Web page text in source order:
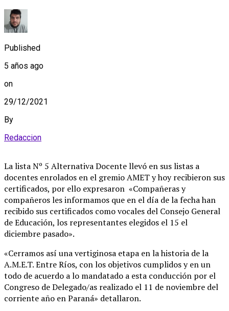
Published
5 años ago
on
29/12/2021
By
Redaccion
La lista Nº 5 Alternativa Docente llevó en sus listas a
docentes enrolados en el gremio AMET y hoy recibieron sus
certificados, por ello expresaron «Compañeras y
compañeros les informamos que en el día de la fecha han
recibido sus certificados como vocales del Consejo General
de Educación, los representantes elegidos el 15 el
diciembre pasado».
«Cerramos así una vertiginosa etapa en la historia de la
A.M.E.T. Entre Ríos, con los objetivos cumplidos y en un
todo de acuerdo a lo mandatado a esta conducción por el
Congreso de Delegado/as realizado el 11 de noviembre del
corriente año en Paraná» detallaron.